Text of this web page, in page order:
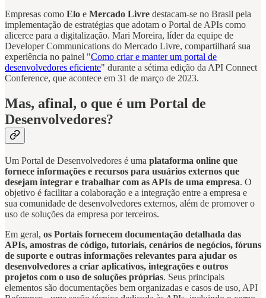
Empresas como Elo e Mercado Livre destacam-se no Brasil pela
implementação de estratégias que adotam o Portal de APIs como
alicerce para a digitalização. Mari Moreira, líder da equipe de
Developer Communications do Mercado Livre, compartilhará sua
experiência no painel "Como criar e manter um portal de
desenvolvedores eficiente" durante a sétima edição da API Connect
Conference, que acontece em 31 de março de 2023.
Mas, afinal, o que é um Portal de
Desenvolvedores?
Um Portal de Desenvolvedores é uma plataforma online que
fornece informações e recursos para usuários externos que
desejam integrar e trabalhar com as APIs de uma empresa. O
objetivo é facilitar a colaboração e a integração entre a empresa e
sua comunidade de desenvolvedores externos, além de promover o
uso de soluções da empresa por terceiros.
Em geral, os Portais fornecem documentação detalhada das
APIs, amostras de código, tutoriais, cenários de negócios, fóruns
de suporte e outras informações relevantes para ajudar os
desenvolvedores a criar aplicativos, integrações e outros
projetos com o uso de soluções próprias. Seus principais
elementos são documentações bem organizadas e casos de uso, API